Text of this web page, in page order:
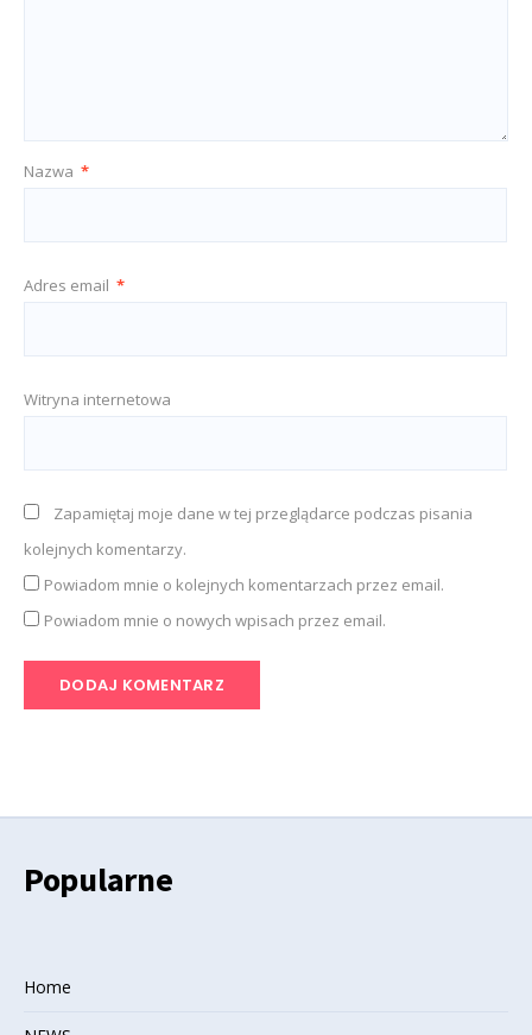
Nazwa *
Adres email *
Witryna internetowa
Zapamiętaj moje dane w tej przeglądarce podczas pisania
kolejnych komentarzy.
Powiadom mnie o kolejnych komentarzach przez email.
Powiadom mnie o nowych wpisach przez email.
Popularne
Home